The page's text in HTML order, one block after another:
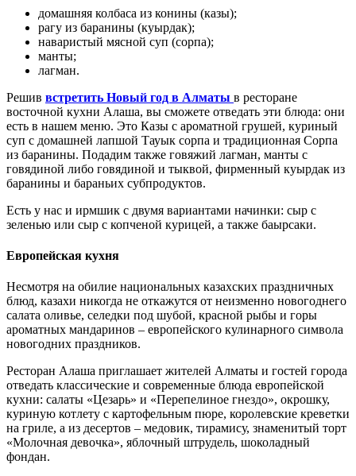
домашняя колбаса из конины (казы);
рагу из баранины (куырдак);
наваристый мясной суп (сорпа);
манты;
лагман.
Решив встретить Новый год в Алматы в ресторане
восточной кухни Алаша, вы сможете отведать эти блюда: они
есть в нашем меню. Это Казы с ароматной грушей, куриный
суп с домашней лапшой Тауык сорпа и традиционная Сорпа
из баранины. Подадим также говяжий лагман, манты с
говядиной либо говядиной и тыквой, фирменный куырдак из
баранины и бараньих субпродуктов.
Есть у нас и ирмшик с двумя вариантами начинки: сыр с
зеленью или сыр с копченой курицей, а также баырсаки.
Европейская кухня
Несмотря на обилие национальных казахских праздничных
блюд, казахи никогда не откажутся от неизменно новогоднего
салата оливье, селедки под шубой, красной рыбы и горы
ароматных мандаринов – европейского кулинарного символа
новогодних праздников.
Ресторан Алаша приглашает жителей Алматы и гостей города
отведать классические и современные блюда европейской
кухни: салаты «Цезарь» и «Перепелиное гнездо», окрошку,
куриную котлету с картофельным пюре, королевские креветки
на гриле, а из десертов – медовик, тирамису, знаменитый торт
«Молочная девочка», яблочный штрудель, шоколадный
фондан.